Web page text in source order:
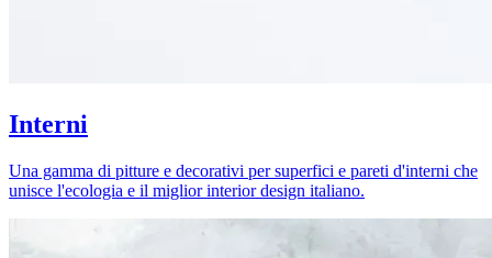
Interni
Una gamma di pitture e decorativi per superfici e pareti d'interni che
unisce l'ecologia e il miglior interior design italiano.